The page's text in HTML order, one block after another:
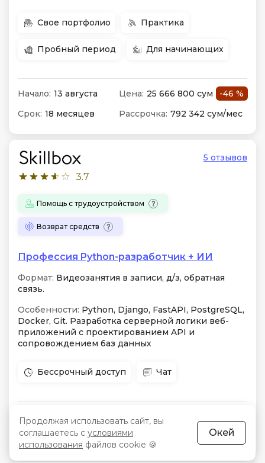
Свое портфолио Практика
Пробный период Для начинающих
Начало: 13 августа Цена: 25 666 800 сум
-46 %
Срок: 18 месяцев Рассрочка: 792 342 сум/мес
3.7
5 отзывов
Помощь с трудоустройством
Возврат средств
Профессия Python-разработчик + ИИ
Формат: Видеозанятия в записи, д/з, обратная
связь.
Особенности: Python, Django, FastAPI, PostgreSQL,
Docker, Git. Разработка серверной логики веб-
приложений с проектированием API и
сопровождением баз данных
Бессрочный доступ Чат
Начало: Цена:
Срок: 12 месяцев Рассрочка: 675 688 сум/мес
Продолжая использовать сайт, вы
соглашаетесь с условиями
использования файлов cookie 🍪
Окей